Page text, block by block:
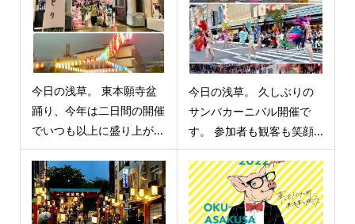
今日の浅草。 東本願寺盆
踊り、今年は二日間の開催
でいつも以上に盛り上が...
今日の浅草。 久しぶりの
サンバカーニバル開催で
す。 参加者も観客も笑顔...